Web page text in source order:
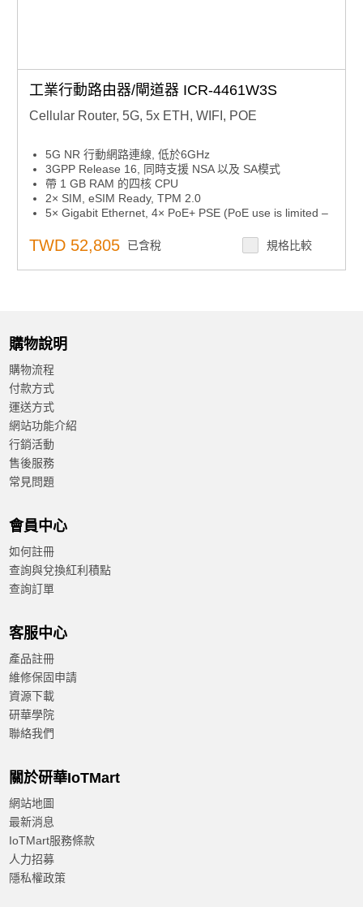
工業行動路由器/閘道器 ICR-4461W3S
Cellular Router, 5G, 5x ETH, WIFI, POE
5G NR 行動網路連線, 低於6GHz
3GPP Release 16, 同時支援 NSA 以及 SA模式
帶 1 GB RAM 的四核 CPU
2× SIM, eSIM Ready, TPM 2.0
5× Gigabit Ethernet, 4× PoE+ PSE (PoE use is limited –
SFP Connector for SFP modules up to 10 Gbps
RS232, RS485, CAN BUS, GNSS Receiver, 2× DI, 2×
DO, USB Host, Micro SD Card
TWD 52,805 已含稅 規格比較
購物說明
購物流程
付款方式
運送方式
網站功能介紹
行銷活動
售後服務
常見問題
會員中心
如何註冊
查詢與兌換紅利積點
查詢訂單
客服中心
產品註冊
維修保固申請
資源下載
研華學院
聯絡我們
關於研華IoTMart
網站地圖
最新消息
IoTMart服務條款
人力招募
隱私權政策